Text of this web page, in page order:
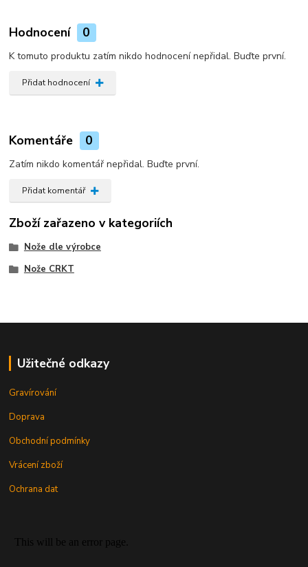
Hodnocení 0
K tomuto produktu zatím nikdo hodnocení nepřidal. Buďte první.
Přidat hodnocení
Komentáře 0
Zatím nikdo komentář nepřidal. Buďte první.
Přidat komentář
Zboží zařazeno v kategoriích
Nože dle výrobce
Nože CRKT
Užitečné odkazy
Gravírování
Doprava
Obchodní podmínky
Vrácení zboží
Ochrana dat